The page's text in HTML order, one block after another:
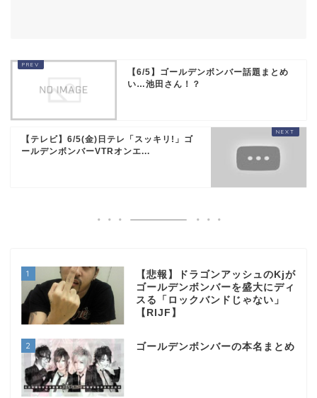
【6/5】ゴールデンボンバー話題まとめ
い…池田さん！？
【テレビ】6/5(金)日テレ「スッキリ!」ゴ
ールデンボンバーVTRオンエ...
1
【悲報】ドラゴンアッシュのKjが
ゴールデンボンバーを盛大にディ
スる「ロックバンドじゃない」
【RIJF】
2 ゴールデンボンバーの本名まとめ